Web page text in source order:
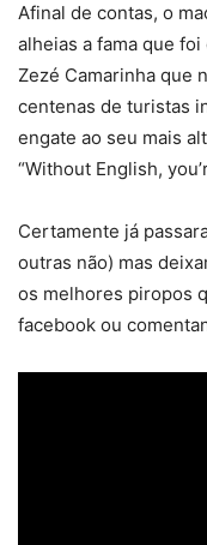
Afinal de contas, o
alheias a fama que
Zezé Camarinha que
centenas de turistas
engate ao seu mais
“Without English,
Certamente já
outras não) mas
os melhores piropos
facebook ou